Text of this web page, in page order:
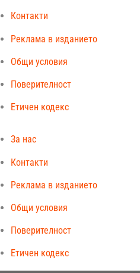
Контакти
Реклама в изданието
Общи условия
Поверителност
Етичен кодекс
За нас
Контакти
Реклама в изданието
Общи условия
Поверителност
Етичен кодекс